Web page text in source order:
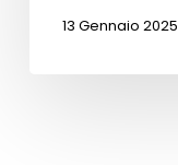
13 Gennaio 2025